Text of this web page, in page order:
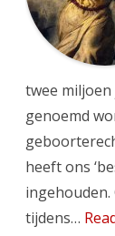
twee miljoen
genoemd
heeft ons
tijdens…